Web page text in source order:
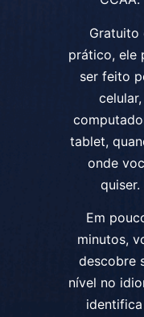
Gratuito
prático, ele
ser feito
celular,
tablet,
onde
quiser.
Em
minutos,
descobre
nível no